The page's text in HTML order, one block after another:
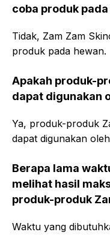
coba produk pada
Tidak, Zam Zam
produk pada hewan.
Apakah produk-
dapat digunakan
Ya, produk-produk
dapat digunakan
Berapa lama
melihat hasil
produk-produk
Waktu yang